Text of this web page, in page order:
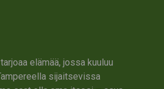
elämää, jossa kuuluu
sijaitsevissa